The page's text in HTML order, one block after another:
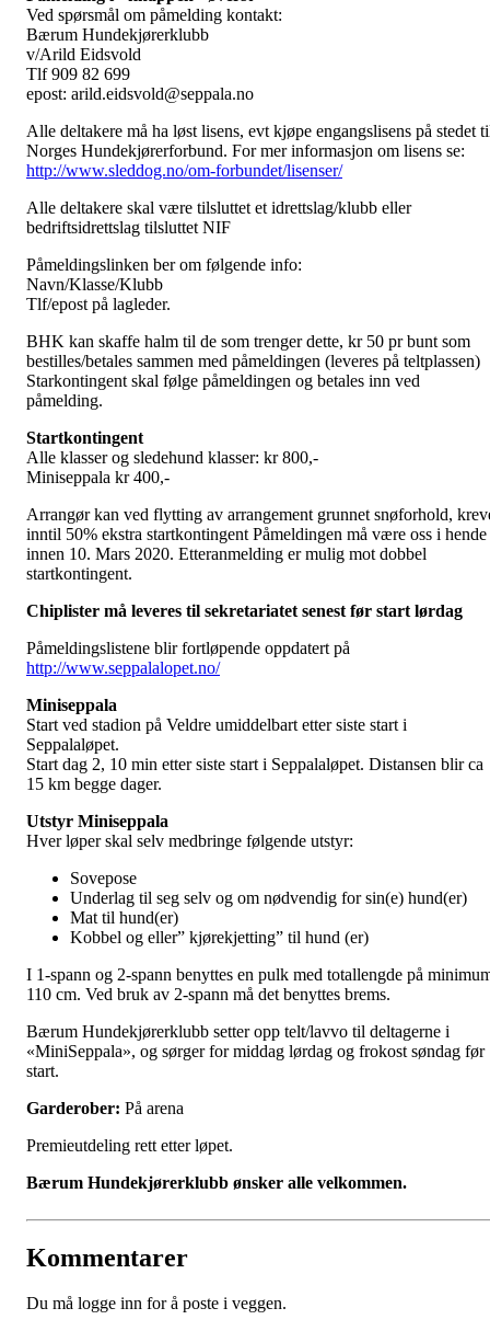
Ved spørsmål om påmelding kontakt:
Bærum Hundekjørerklubb
v/Arild Eidsvold
Tlf 909 82 699
epost: arild.eidsvold@seppala.no
Alle deltakere må ha løst lisens, evt kjøpe engangslisens på stedet
Norges Hundekjørerforbund. For mer informasjon om lisens se:
http://www.sleddog.no/om-forbundet/lisenser/
Alle deltakere skal være tilsluttet et idrettslag/klubb eller
bedriftsidrettslag tilsluttet NIF
Påmeldingslinken ber om følgende info:
Navn/Klasse/Klubb
Tlf/epost på lagleder.
BHK kan skaffe halm til de som trenger dette, kr 50 pr bunt som
bestilles/betales sammen med påmeldingen (leveres på teltplassen)
Starkontingent skal følge påmeldingen og betales inn ved
påmelding.
Startkontingent
Alle klasser og sledehund klasser: kr 800,-
Miniseppala kr 400,-
Arrangør kan ved flytting av arrangement grunnet snøforhold,
inntil 50% ekstra startkontingent Påmeldingen må være oss i hende
innen 10. Mars 2020. Etteranmelding er mulig mot dobbel
startkontingent.
Chiplister må leveres til sekretariatet senest før start lørdag
Påmeldingslistene blir fortløpende oppdatert på
http://www.seppalalopet.no/
Miniseppala
Start ved stadion på Veldre umiddelbart etter siste start i
Seppalaløpet.
Start dag 2, 10 min etter siste start i Seppalaløpet. Distansen blir ca
15 km begge dager.
Utstyr Miniseppala
Hver løper skal selv medbringe følgende utstyr:
Sovepose
Underlag til seg selv og om nødvendig for sin(e) hund(er)
Mat til hund(er)
Kobbel og eller” kjørekjetting” til hund (er)
I 1-spann og 2-spann benyttes en pulk med totallengde på
110 cm. Ved bruk av 2-spann må det benyttes brems.
Bærum Hundekjørerklubb setter opp telt/lavvo til deltagerne i
«MiniSeppala», og sørger for middag lørdag og frokost søndag før
start.
Garderober: På arena
Premieutdeling rett etter løpet.
Bærum Hundekjørerklubb ønsker alle velkommen.
Kommentarer
Du må logge inn for å poste i veggen.